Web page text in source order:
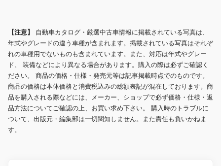
【注意】 自動車カタログ・厳選中古車情報に掲載されている写真は、
年式やグレードの違う車種が含まれます。掲載されている写真はそれぞ
れの車種用でないものも含まれています。また、対応は年式やグレー
ド、 装備などにより異なる場合があります。購入の際は必ずご確認く
ださい。 商品の価格・仕様・発売元等は記事掲載時点でのものです。
商品の価格は本体価格と消費税込みの総額表記が混在しております。商
品を購入される際などには、メーカー、ショップで必ず価格・仕様・返
品方法についてご確認の上、お買い求め下さい。 購入時のトラブルに
ついて、出版元・編集部は一切関知しません。また責任も負いかねま
す。